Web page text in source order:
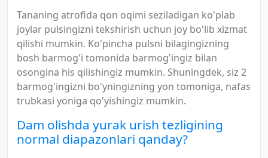
Tananing atrofida qon oqimi seziladigan ko'plab
joylar pulsingizni tekshirish uchun joy bo'lib xizmat
qilishi mumkin. Ko'pincha pulsni bilagingizning
bosh barmog'i tomonida barmog'ingiz bilan
osongina his qilishingiz mumkin. Shuningdek, siz 2
barmog'ingizni bo'yningizning yon tomoniga, nafas
trubkasi yoniga qo'yishingiz mumkin.
Dam olishda yurak urish tezligining
normal diapazonlari qanday?